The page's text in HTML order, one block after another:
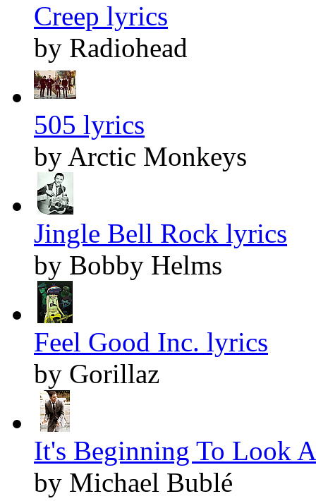
Creep lyrics
by Radiohead
505 lyrics
by Arctic Monkeys
Jingle Bell Rock lyrics
by Bobby Helms
Feel Good Inc. lyrics
by Gorillaz
It's Beginning To Look
by Michael Bublé